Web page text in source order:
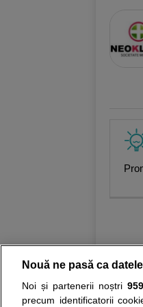
Nouă ne pasă ca
Noi și partenerii noștri 959
precum identificatorii